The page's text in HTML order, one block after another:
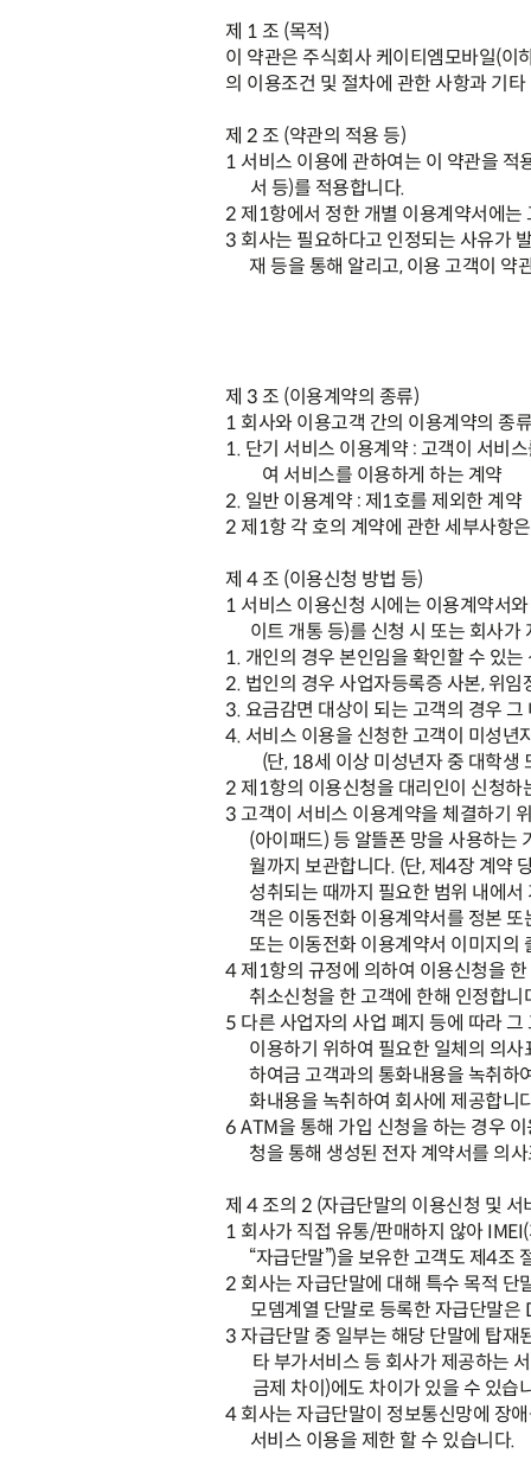
제 1조 (목적)
이 약관은 주식회사 케이티엠모바일(이
의 이용조건 및 절차에 관한 사항과 기
제 2조 (약관의 적용 등)
1 서비스 이용에 관하여는 이 약관을 적
서 등)를 적용합니다.
2제 1항에서 정한 개별 이용계약서에
3 회사는 필요하다고 인정되는 사유가
재 등을 통해 알리고,이용 고객이 약
제 3조 (이용계약의 종류)
1 회사와 이용고객 간의 이용계약의 종
1. 단기 서비스 이용계약 :고객이 서비
여 서비스를 이용하게 하는 계약
2. 일반 이용계약 :제 1호를 제외한 계약
2제 1항 각 호의 계약에 관한 세부사항
제 4조 (이용신청 방법 등)
1 서비스 이용신청 시에는 이용계약서
이트 개통 등)를 신청 시 또는 회사가
1. 개인의 경우 본인임을 확인할 수 있는
2. 법인의 경우 사업자등록증 사본,위임
3.요금감면 대상이 되는 고객의 경우
4. 서비스 이용을 신청한 고객이 미성년
(단, 18세 이상 미성년자 중 대학생
2제 1항의 이용신청을 대리인이 신청
3고객이 서비스 이용계약을 체결하기
(아이패드)등 알뜰폰 망을 사용하는
월까지 보관합니다. (단,제4장 계약
성취되는 때까지 필요한 범위 내에
객은 이동전화 이용계약서를 정본 또
또는 이동전화 이용계약서 이미지의
4제 1항의 규정에 의하여 이용신청을
취소신청을 한 고객에 한해 인정합니
5 다른 사업자의 사업 폐지 등에 따라
이용하기 위하여 필요한 일체의 의
하여금 고객과의 통화내용을 녹취하
화내용을 녹취하여 회사에 제공합니
6ATM을 통해 가입 신청을 하는 경우
청을 통해 생성된 전자 계약서를 의
제 4조의 2 (자급단말의 이용신청 및 서
1 회사가 직접 유통/판매하지 않아IMEI(
“자급단말”)을 보유한 고객도 제4조
2 회사는 자급단말에 대해 특수 목적 단
모뎀계열 단말로 등록한 자급단말은
3자급단말 중 일부는 해당 단말에 탑재
타 부가서비스 등 회사가 제공하는
금제 차이 )에도 차이가 있을 수 있습
4회사는 자급단말이 정보통신망에 장
서비스 이용을 제한 할 수 있습니다.